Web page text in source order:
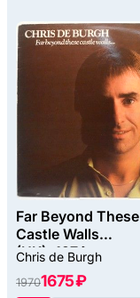
Far Beyond These
Castle Walls
(UK), 1974
Chris de Burgh
19701675 ₽